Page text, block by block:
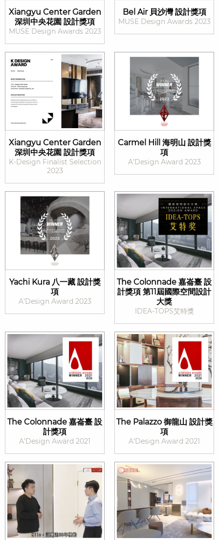
Xiangyu Center Garden
深圳中央花園 設計獎項
MUSE Design Awards 2023
Bel Air 貝沙灣 設計獎項
MUSE Design Awards 2023
Xiangyu Center Garden
深圳中央花園 設計獎項
K-Design Finalist Selection
2023
Carmel Hill 海明山 設計獎
項
A’Design Award 2023
Yachi Kura 八一藏 設計獎
項
A’Design Award 2023
The Colonnade 嘉崙臺 設
計獎項 第11屆國際空間設計
大獎
IDEA-TOPS艾特獎
The Colonnade 嘉崙臺 設
計獎項
A’Design Award 2021
The Palazzo 御龍山 設計獎
項
A’Design Award 2021